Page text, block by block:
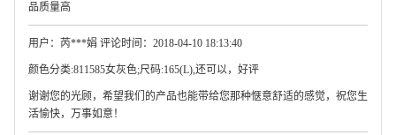
品质量高
用户：芮***娟 评论时间：2018-04-10 18:13:40
颜色分类:811585女灰色;尺码:165(L),还可以，好评
谢谢您的光顾，希望我们的产品也能带给您那种惬意舒适的感觉，祝您生
活愉快，万事如意！